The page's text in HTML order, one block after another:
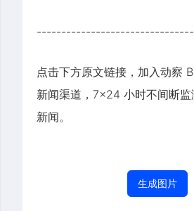
点击下方原文链接，加入动察
新闻渠道，7×24 小时不间断
新闻。
生成图片